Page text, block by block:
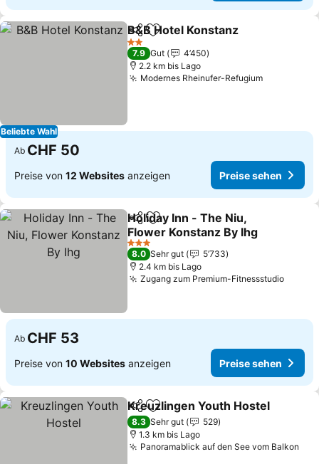
Beliebte Wahl
TeilenZu Favoriten hinzufügen
B&B Hotel Konstanz
2 Sterne
7.9 Gut
4’450
2.2 km bis Lago
Modernes Rheinufer-Refugium
Ab CHF 50
Preise von 12 Websites anzeigen Preise sehen
TeilenZu Favoriten hinzufügen
Holiday Inn - The Niu,
Flower Konstanz By Ihg
3 Sterne
8.0 Sehr gut
5’733
2.4 km bis Lago
Zugang zum Premium-Fitnessstudio
Ab CHF 53
Preise von 10 Websites anzeigen Preise sehen
TeilenZu Favoriten hinzufügen
Kreuzlingen Youth Hostel
8.3 Sehr gut
529
1.3 km bis Lago
Panoramablick auf den See vom Balkon